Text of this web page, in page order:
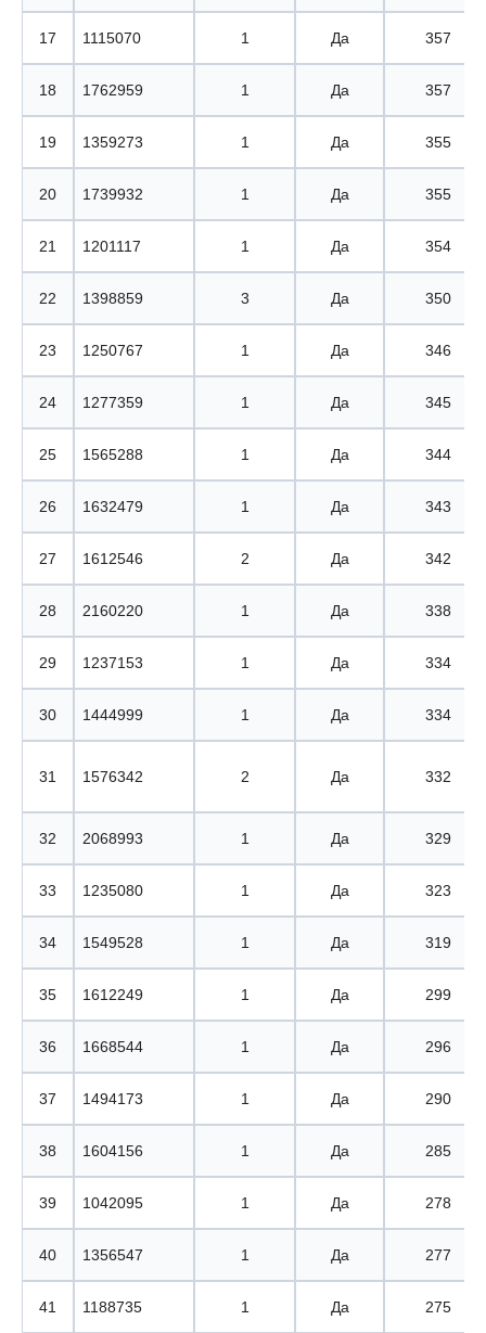
17 1115070 1 Да 357
18 1762959 1 Да 357
19 1359273 1 Да 355
20 1739932 1 Да 355
21 1201117 1 Да 354
22 1398859 3 Да 350
23 1250767 1 Да 346
24 1277359 1 Да 345
25 1565288 1 Да 344
26 1632479 1 Да 343
27 1612546 2 Да 342
28 2160220 1 Да 338
29 1237153 1 Да 334
30 1444999 1 Да 334
31 1576342 2 Да 332
32 2068993 1 Да 329
33 1235080 1 Да 323
34 1549528 1 Да 319
35 1612249 1 Да 299
36 1668544 1 Да 296
37 1494173 1 Да 290
38 1604156 1 Да 285
39 1042095 1 Да 278
40 1356547 1 Да 277
41 1188735 1 Да 275